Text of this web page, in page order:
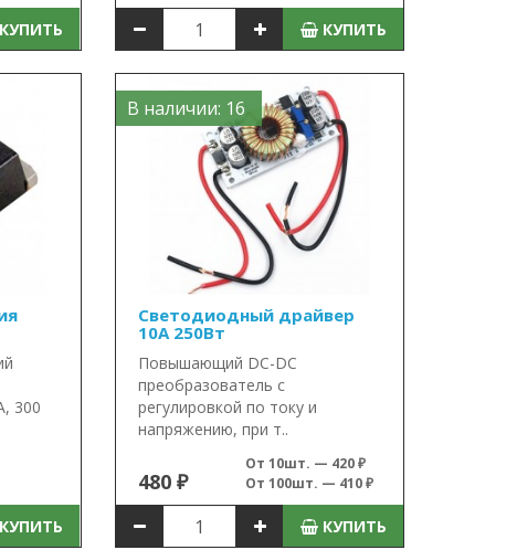
КУПИТЬ КУПИТЬ
300
КУПИТЬ
В наличии: 16
Светодиодный драйвер
10А 250Вт
Повышающий DC-DC
преобразователь с
регулировкой по току и
напряжению, при т..
480 ₽
От 10шт. — 420 ₽
От 100шт. — 410 ₽
КУПИТЬ